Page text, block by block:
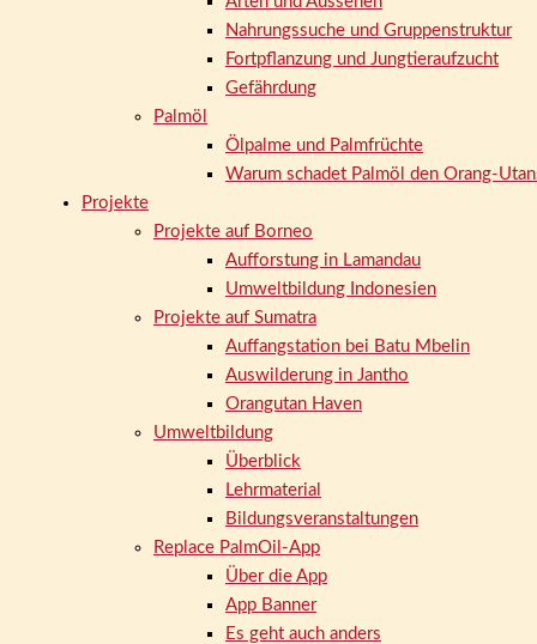
Nahrungssuche und Gruppenstruktur
Fortpflanzung und Jungtieraufzucht
Gefährdung
Palmöl
Ölpalme und Palmfrüchte
Warum schadet Palmöl den Orang-
Projekte
Projekte auf Borneo
Aufforstung in Lamandau
Umweltbildung Indonesien
Projekte auf Sumatra
Auffangstation bei Batu Mbelin
Auswilderung in Jantho
Orangutan Haven
Umweltbildung
Überblick
Lehrmaterial
Bildungsveranstaltungen
Replace PalmOil-App
Über die App
App Banner
Es geht auch anders